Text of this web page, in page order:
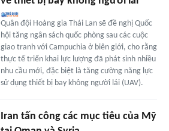
Quân đội Hoàng gia Thái Lan sẽ đề nghị Quốc
hội tăng ngân sách quốc phòng sau các cuộc
giao tranh với Campuchia ở biên giới, cho rằng
thực tế triển khai lực lượng đã phát sinh nhiều
nhu cầu mới, đặc biệt là tăng cường năng lực
sử dụng thiết bị bay không người lái (UAV).
Iran tấn công các mục tiêu của Mỹ